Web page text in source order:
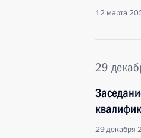
12 марта
29
29 декабря